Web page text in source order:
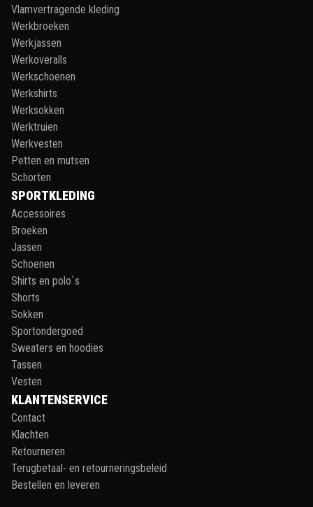
Vlamvertragende kleding
Werkbroeken
Werkjassen
Werkoveralls
Werkschoenen
Werkshirts
Werksokken
Werktruien
Werkvesten
Petten en mutsen
Schorten
SPORTKLEDING
Accessoires
Broeken
Jassen
Schoenen
Shirts en polo`s
Shorts
Sokken
Sportondergoed
Sweaters en hoodies
Tassen
Vesten
KLANTENSERVICE
Contact
Klachten
Retourneren
Terugbetaal- en retourneringsbeleid
Bestellen en leveren